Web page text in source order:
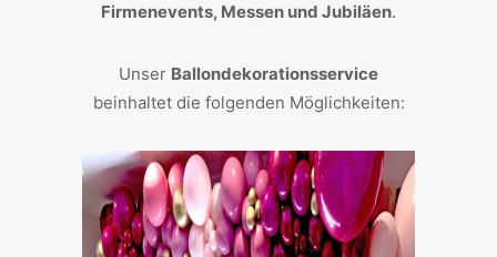
Firmenevents, Messen und Jubiläen.
Unser Ballondekorationsservice
beinhaltet die folgenden Möglichkeiten: